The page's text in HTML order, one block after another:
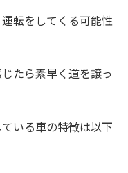
転をしてくる可能性
たら素早く道を譲っ
いる車の特徴は以下